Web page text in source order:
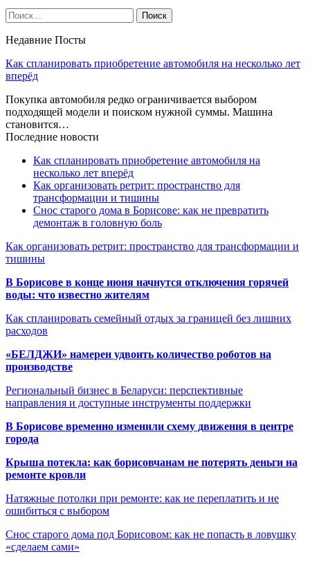
Недавние Посты
Как спланировать приобретение автомобиля на несколько лет
вперёд
Покупка автомобиля редко ограничивается выбором
подходящей модели и поиском нужной суммы. Машина
становится…
Последние новости
Как спланировать приобретение автомобиля на
несколько лет вперёд
Как организовать ретрит: пространство для
трансформации и тишины
Снос старого дома в Борисове: как не превратить
демонтаж в головную боль
Как организовать ретрит: пространство для трансформации и
тишины
В Борисове в конце июня начнутся отключения горячей
воды: что известно жителям
Как спланировать семейный отдых за границей без лишних
расходов
«БЕЛДЖИ» намерен удвоить количество роботов на
производстве
Региональный бизнес в Беларуси: перспективные
направления и доступные инструменты поддержки
В Борисове временно изменили схему движения в центре
города
Крыша потекла: как борисовчанам не потерять деньги на
ремонте кровли
Натяжные потолки при ремонте: как не переплатить и не
ошибиться с выбором
Снос старого дома под Борисовом: как не попасть в ловушку
«сделаем сами»